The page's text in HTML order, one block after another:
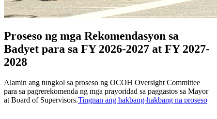
Proseso ng mga Rekomendasyon sa
Badyet para sa FY 2026-2027 at FY 2027-
2028
Alamin ang tungkol sa proseso ng OCOH Oversight Committee
para sa pagrerekomenda ng mga prayoridad sa paggastos sa Mayor
at Board of Supervisors.Tingnan ang hakbang-hakbang na proseso